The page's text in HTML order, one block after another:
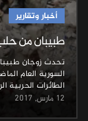
أخبار وتقارير
طبيبان من
تحدث زوجان
السورية العام
الطائرات الحربية
12 مارس, 2017